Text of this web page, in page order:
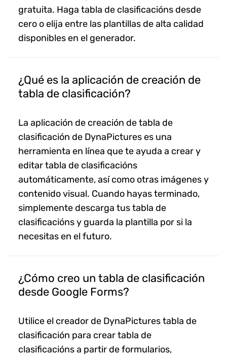
gratuita. Haga tabla de clasificacións desde
cero o elija entre las plantillas de alta calidad
disponibles en el generador.
¿Qué es la aplicación de creación de
tabla de clasificación?
La aplicación de creación de tabla de
clasificación de DynaPictures es una
herramienta en línea que te ayuda a crear y
editar tabla de clasificacións
automáticamente, así como otras imágenes y
contenido visual. Cuando hayas terminado,
simplemente descarga tus tabla de
clasificacións y guarda la plantilla por si la
necesitas en el futuro.
¿Cómo creo un tabla de clasificación
desde Google Forms?
Utilice el creador de DynaPictures tabla de
clasificación para crear tabla de
clasificacións a partir de formularios,